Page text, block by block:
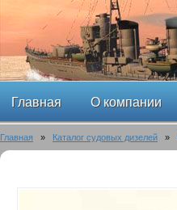
Главная О компании
Главная » Каталог судовых дизелей »